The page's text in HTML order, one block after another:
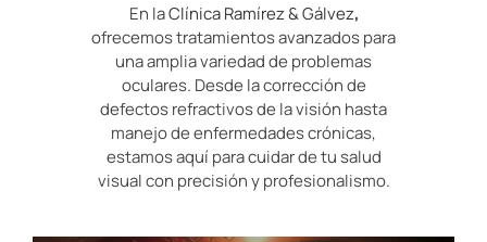
En laClínica Ramírez & Gálvez,
ofrecemos tratamientos avanzados para
una amplia variedad de problemas
oculares. Desde la corrección de
defectos refractivos de la visión hasta
manejo de enfermedades crónicas,
estamos aquí para cuidar de tu salud
visual con precisión y profesionalismo.